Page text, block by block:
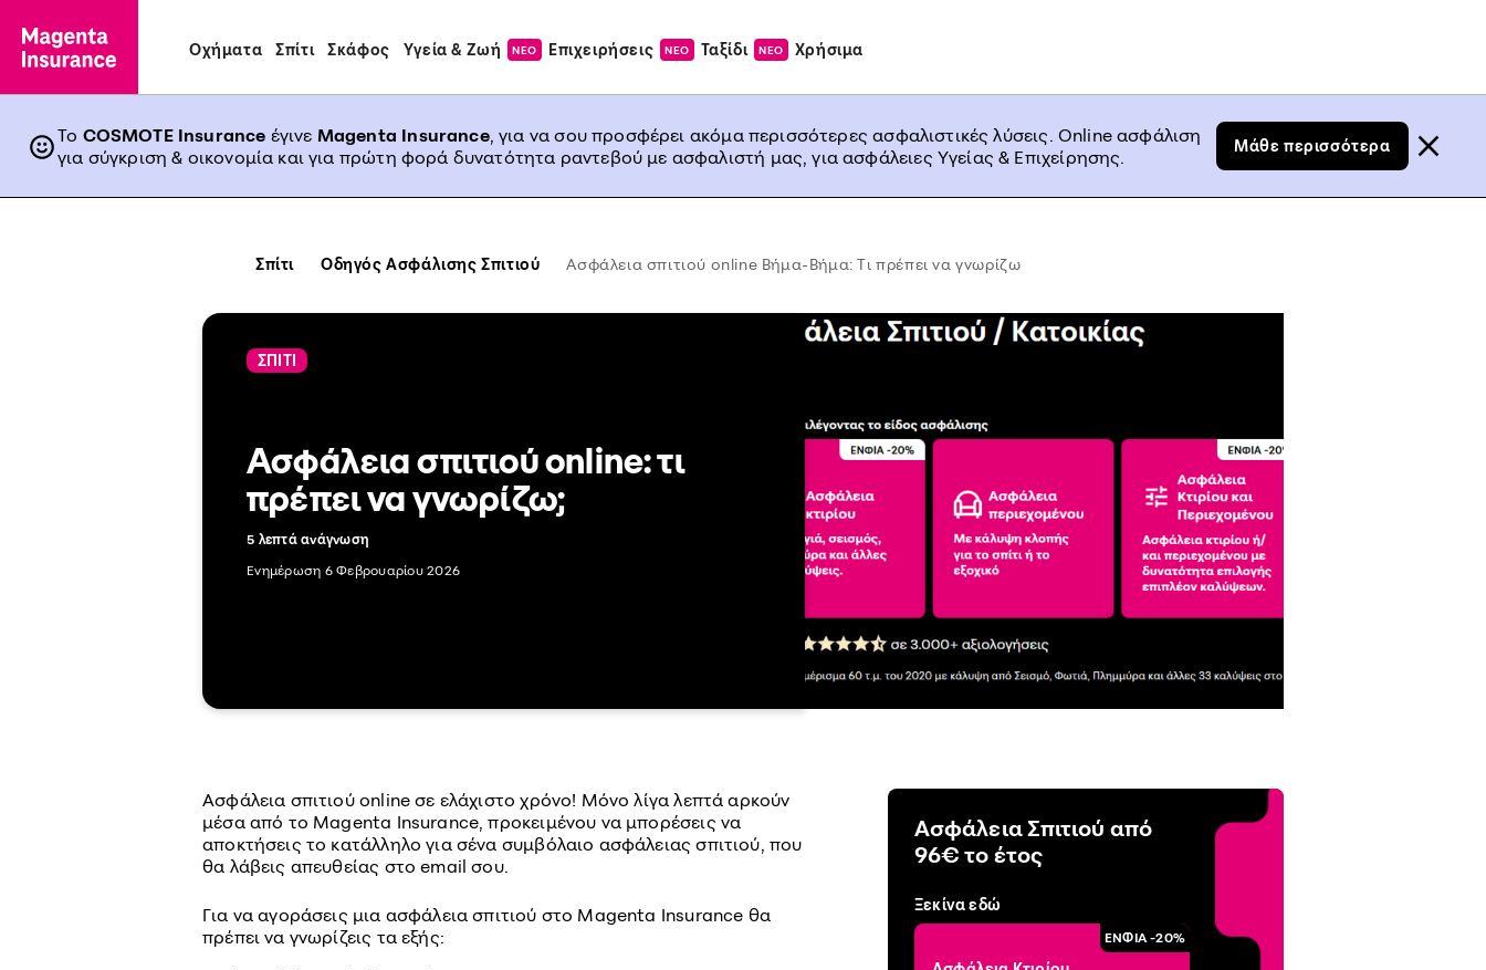
Οχήματα Σπίτι Σκάφος Υγεία & Ζωή ΝΕΟ Επιχειρήσεις ΝΕΟ Ταξίδι ΝΕΟ Χρήσιμα
Το COSMOTE Insurance έγινε Magenta Insurance, για να σου προσφέρει ακόμα περισσότερες ασφαλιστικές λύσεις. Online ασφάλιση
για σύγκριση & οικονομία και για πρώτη φορά δυνατότητα ραντεβού με ασφαλιστή μας, για ασφάλειες Υγείας & Επιχείρησης.
Μάθε περισσότερα
Σπίτι Οδηγός Ασφάλισης Σπιτιού Ασφάλεια σπιτιού online Βήμα-Βήμα: Τι πρέπει να γνωρίζω
ΣΠΙΤΙ
Ασφάλεια σπιτιού online: τι
πρέπει να γνωρίζω;
5 λεπτά ανάγνωση
Ενημέρωση 6 Φεβρουαρίου 2026
Ασφάλεια σπιτιού online σε ελάχιστο χρόνο! Μόνο λίγα λεπτά αρκούν
μέσα από το Magenta Insurance, προκειμένου να μπορέσεις να
αποκτήσεις το κατάλληλο για σένα συμβόλαιο ασφάλειας σπιτιού, που
θα λάβεις απευθείας στο email σου.
Για να αγοράσεις μια ασφάλεια σπιτιού στο Magenta Insurance θα
πρέπει να γνωρίζεις τα εξής:
Ασφάλεια Σπιτιού από
96€ το έτος
Ξεκίνα εδώ
ΕΝΦΙΑ -20%